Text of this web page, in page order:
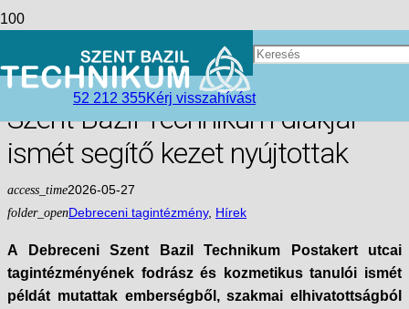
52 212 355Kérj visszahívást
Szépség, gondoskodás és
hivatástudat Debrecenben – a
Szent Bazil Technikum diákjai
ismét segítő kezet nyújtottak
access_time2026-05-27
folder_openDebreceni tagintézmény, Hírek
A Debreceni Szent Bazil Technikum Postakert utcai
tagintézményének fodrász és kozmetikus tanulói ismét
példát mutattak emberségből, szakmai elhivatottságból